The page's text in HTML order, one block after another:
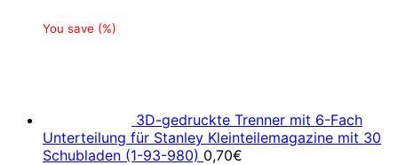
You save (%)
3D-gedruckte Trenner mit 6-Fach
Unterteilung für Stanley Kleinteilemagazine mit 30
Schubladen (1-93-980) 0,70€